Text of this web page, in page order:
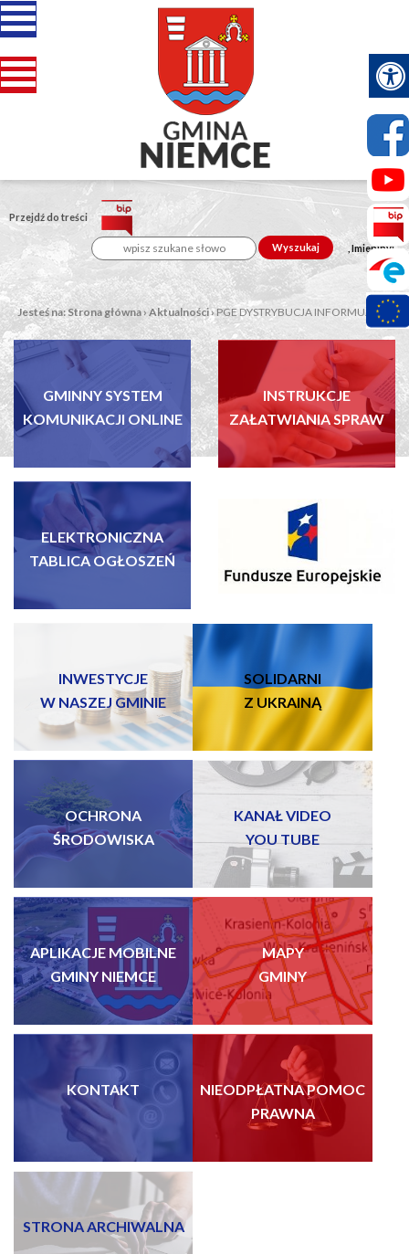
Przejdź do treści
, Imieniny:
Wyszukaj
Jesteś na:Strona główna› Aktualności›PGE DYSTRYBUCJA INFORMUJE O...
GMINNY SYSTEM
KOMUNIKACJI ONLINE
INSTRUKCJE
ZAŁATWIANIA SPRAW
ELEKTRONICZNA
TABLICA OGŁOSZEŃ
FUNDUSZE EUROPEJSKIE
INWESTYCJE
W NASZEJ GMINIE
SOLIDARNI
Z UKRAINĄ
OCHRONA
ŚRODOWISKA
KANAŁ VIDEO
YOU TUBE
APLIKACJE MOBILNE
GMINY NIEMCE
MAPY
GMINY
KONTAKT
NIEODPŁATNA POMOC
PRAWNA
STRONA ARCHIWALNA